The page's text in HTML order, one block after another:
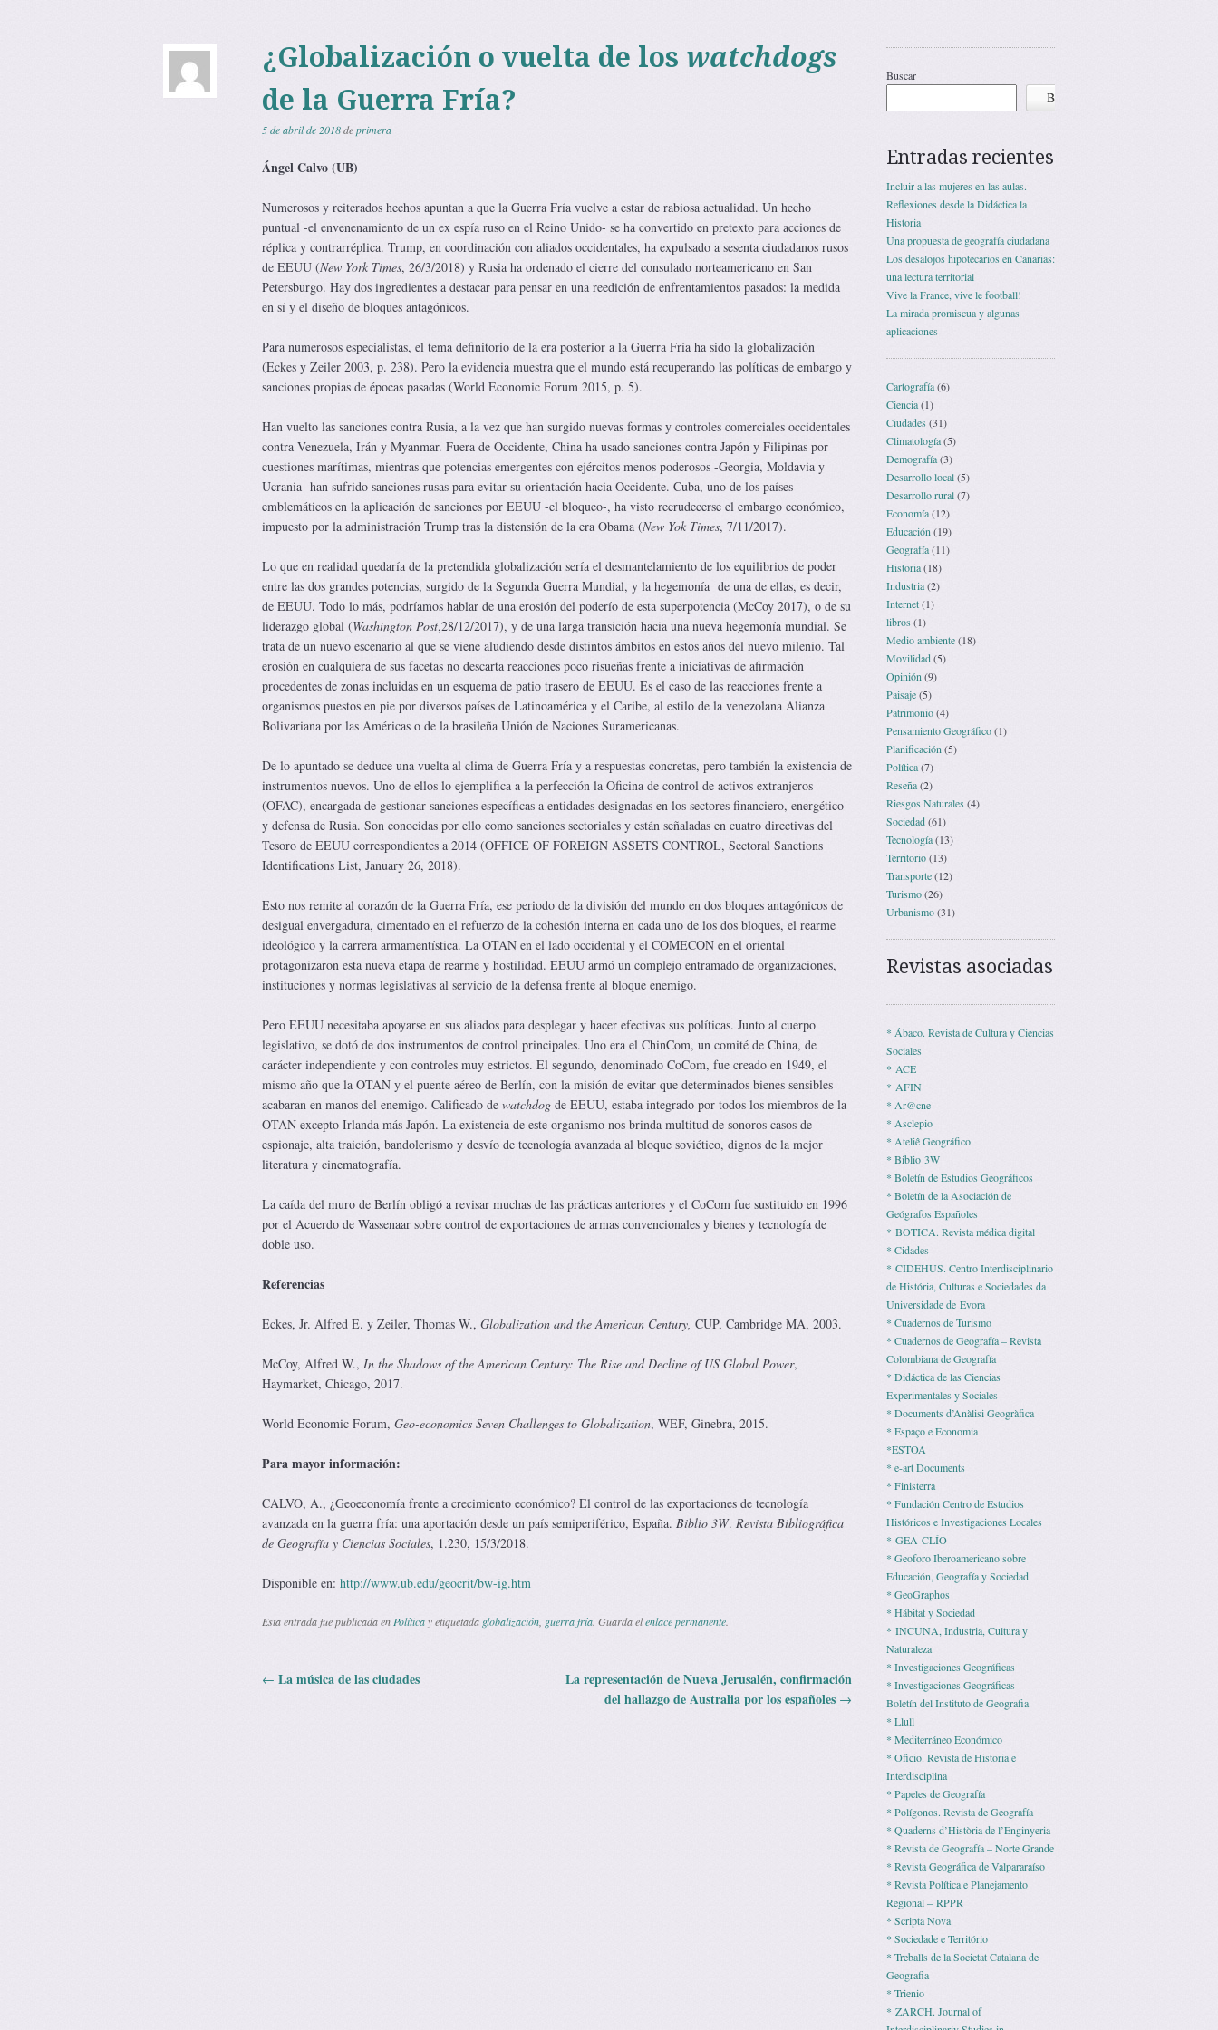
¿Globalización o vuelta de los watchdogs
de la Guerra Fría?
5 de abril de 2018deprimera
Ángel Calvo (UB)
Numerosos y reiterados hechos apuntan a que la Guerra Fría vuelve a estar de rabiosa actualidad. Un hecho
puntual -el envenenamiento de un ex espía ruso en el Reino Unido- se ha convertido en pretexto para acciones de
réplica y contrarréplica. Trump, en coordinación con aliados occidentales, ha expulsado a sesenta ciudadanos rusos
de EEUU (New York Times, 26/3/2018) y Rusia ha ordenado el cierre del consulado norteamericano en San
Petersburgo. Hay dos ingredientes a destacar para pensar en una reedición de enfrentamientos pasados: la medida
en sí y el diseño de bloques antagónicos.
Para numerosos especialistas, el tema definitorio de la era posterior a la Guerra Fría ha sido la globalización
(Eckes y Zeiler 2003, p. 238). Pero la evidencia muestra que el mundo está recuperando las políticas de embargo y
sanciones propias de épocas pasadas (World Economic Forum 2015, p. 5).
Han vuelto las sanciones contra Rusia, a la vez que han surgido nuevas formas y controles comerciales occidentales
contra Venezuela, Irán y Myanmar. Fuera de Occidente, China ha usado sanciones contra Japón y Filipinas por
cuestiones marítimas, mientras que potencias emergentes con ejércitos menos poderosos -Georgia, Moldavia y
Ucrania- han sufrido sanciones rusas para evitar su orientación hacia Occidente. Cuba, uno de los países
emblemáticos en la aplicación de sanciones por EEUU -el bloqueo-, ha visto recrudecerse el embargo económico,
impuesto por la administración Trump tras la distensión de la era Obama (New Yok Times, 7/11/2017).
Lo que en realidad quedaría de la pretendida globalización sería el desmantelamiento de los equilibrios de poder
entre las dos grandes potencias, surgido de la Segunda Guerra Mundial, y la hegemonía de una de ellas, es decir,
de EEUU. Todo lo más, podríamos hablar de una erosión del poderío de esta superpotencia (McCoy 2017), o de su
liderazgo global (Washington Post,28/12/2017), y de una larga transición hacia una nueva hegemonía mundial. Se
trata de un nuevo escenario al que se viene aludiendo desde distintos ámbitos en estos años del nuevo milenio. Tal
erosión en cualquiera de sus facetas no descarta reacciones poco risueñas frente a iniciativas de afirmación
procedentes de zonas incluidas en un esquema de patio trasero de EEUU. Es el caso de las reacciones frente a
organismos puestos en pie por diversos países de Latinoamérica y el Caribe, al estilo de la venezolana Alianza
Bolivariana por las Américas o de la brasileña Unión de Naciones Suramericanas.
De lo apuntado se deduce una vuelta al clima de Guerra Fría y a respuestas concretas, pero también la existencia de
instrumentos nuevos. Uno de ellos lo ejemplifica a la perfección la Oficina de control de activos extranjeros
(OFAC), encargada de gestionar sanciones específicas a entidades designadas en los sectores financiero, energético
y defensa de Rusia. Son conocidas por ello como sanciones sectoriales y están señaladas en cuatro directivas del
Tesoro de EEUU correspondientes a 2014 (OFFICE OF FOREIGN ASSETS CONTROL, Sectoral Sanctions
Identifications List, January 26, 2018).
Esto nos remite al corazón de la Guerra Fría, ese periodo de la división del mundo en dos bloques antagónicos de
desigual envergadura, cimentado en el refuerzo de la cohesión interna en cada uno de los dos bloques, el rearme
ideológico y la carrera armamentística. La OTAN en el lado occidental y el COMECON en el oriental
protagonizaron esta nueva etapa de rearme y hostilidad. EEUU armó un complejo entramado de organizaciones,
instituciones y normas legislativas al servicio de la defensa frente al bloque enemigo.
Pero EEUU necesitaba apoyarse en sus aliados para desplegar y hacer efectivas sus políticas. Junto al cuerpo
legislativo, se dotó de dos instrumentos de control principales. Uno era el ChinCom, un comité de China, de
carácter independiente y con controles muy estrictos. El segundo, denominado CoCom, fue creado en 1949, el
mismo año que la OTAN y el puente aéreo de Berlín, con la misión de evitar que determinados bienes sensibles
acabaran en manos del enemigo. Calificado de watchdogde EEUU, estaba integrado por todos los miembros de la
OTAN excepto Irlanda más Japón. La existencia de este organismo nos brinda multitud de sonoros casos de
espionaje, alta traición, bandolerismo y desvío de tecnología avanzada al bloque soviético, dignos de la mejor
literatura y cinematografía.
La caída del muro de Berlín obligó a revisar muchas de las prácticas anteriores y el CoCom fue sustituido en 1996
por el Acuerdo de Wassenaar sobre control de exportaciones de armas convencionales y bienes y tecnología de
doble uso.
Referencias
Eckes, Jr. Alfred E. y ‎Zeiler, Thomas W., Globalization and the American Century, CUP, Cambridge MA, 2003.
McCoy, Alfred W., In the Shadows of the American Century: The Rise and Decline of US Global Power,
Haymarket, Chicago, 2017.
World Economic Forum, Geo-economics Seven Challenges to Globalization, WEF, Ginebra, 2015.
Para mayor información:
CALVO, A., ¿Geoeconomía frente a crecimiento económico? El control de las exportaciones de tecnología
avanzada en la guerra fría: una aportación desde un país semiperiférico, España. Biblio 3W. Revista Bibliográfica
de Geografía y Ciencias Sociales, 1.230, 15/3/2018.
Dis­po­ni­ble en: http://www.ub.edu/geocrit/bw-ig.htm
Esta entrada fue publicada en Políticay etiquetada globalización, guerra fría. Guarda elenlace permanente.
Navegación de entradas
← La música de las ciudades
La representación de Nueva Jerusalén, confirmación
del hallazgo de Australia por los españoles →
Buscar
Buscar
Entradas recientes
Incluir a las mujeres en las aulas.
Reflexiones desde la Didáctica la
Historia
Una propuesta de geografía ciudadana
Los desalojos hipotecarios en Canarias:
una lectura territorial
Vive la France, vive le football!
La mirada promiscua y algunas
aplicaciones
Cartografía(6)
Ciencia(1)
Ciudades (31)
Climatología(5)
Demografía(3)
Desarrollo local(5)
Desarrollo rural(7)
Economía(12)
Educación (19)
Geografía(11)
Historia(18)
Industria(2)
Internet(1)
libros(1)
Medio ambiente(18)
Movilidad(5)
Opinión (9)
Paisaje(5)
Patrimonio(4)
Pensamiento Geográfico(1)
Planificación (5)
Política(7)
Reseña(2)
Riesgos Naturales (4)
Sociedad(61)
Tecnología(13)
Territorio(13)
Transporte(12)
Turismo(26)
Urbanismo(31)
Revistas asociadas
* Ábaco. Revista de Cultura y Ciencias
Sociales
* ACE
* AFIN
* Ar@cne
* Asclepio
* Ateliê Geográfico
* Biblio 3W
* Boletín de Estudios Geográficos
* Boletín de la Asociación de
Geógrafos Españoles
* BOTICA. Revista médica digital
* Cidades
* CIDEHUS. Centro Interdisciplinario
de História, Culturas e Sociedades da
Universidade de Évora
* Cuadernos de Turismo
* Cuadernos de Geografía – Revista
Colombiana de Geografía
* Didáctica de las Ciencias
Experimentales y Sociales
* Documents d’Anàlisi Geogràfica
* Espaço e Economia
*ESTOA
* e-art Documents
* Finisterra
* Fundación Centro de Estudios
Históricos e Investigaciones Locales
* GEA-CLÍO
* Geoforo Iberoamericano sobre
Educación, Geografía y Sociedad
* GeoGraphos
* Hábitat y Sociedad
* INCUNA, Industria, Cultura y
Naturaleza
* Investigaciones Geográficas
* Investigaciones Geográficas –
Boletín del Instituto de Geografia
* Llull
* Mediterráneo Económico
* Ofi­cio. Revista de His­to­ria e
Interdisciplina
* Pape­les de Geografía
* Polígonos. Revista de Geografía
* Quaderns d’Història de l’Enginyeria
* Revista de Geografía – Norte Grande
* Revista Geográfica de Valpararaíso
* Revista Polí­tica e Pla­ne­ja­mento
Regio­nal – RPPR
* Scripta Nova
* Sociedade e Território
* Treballs de la Societat Catalana de
Geografia
* Trienio
* ZARCH. Journal of